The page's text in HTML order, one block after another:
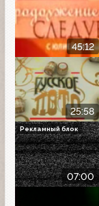
45:12
25:58
07:00
Рекламный блок